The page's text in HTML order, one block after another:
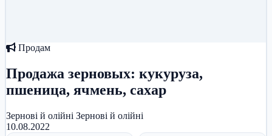
Продам
Продажа зерновых: кукуруза,
пшеница, ячмень, сахар
Зернові й олійні Зернові й олійні
10.08.2022